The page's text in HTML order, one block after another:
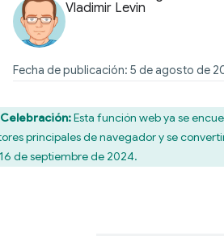
Vladimir Levin
Fecha de publicación: 5 de agosto de
Celebración:Esta función web ya se
principales de navegador y se
de septiembre de 2024.